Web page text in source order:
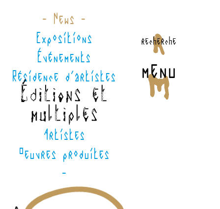
recherche
menu
- News -
Expositions
Événements
Résidence d'artistes
Éditions et
multiples
Artistes
Oeuvres produites
-